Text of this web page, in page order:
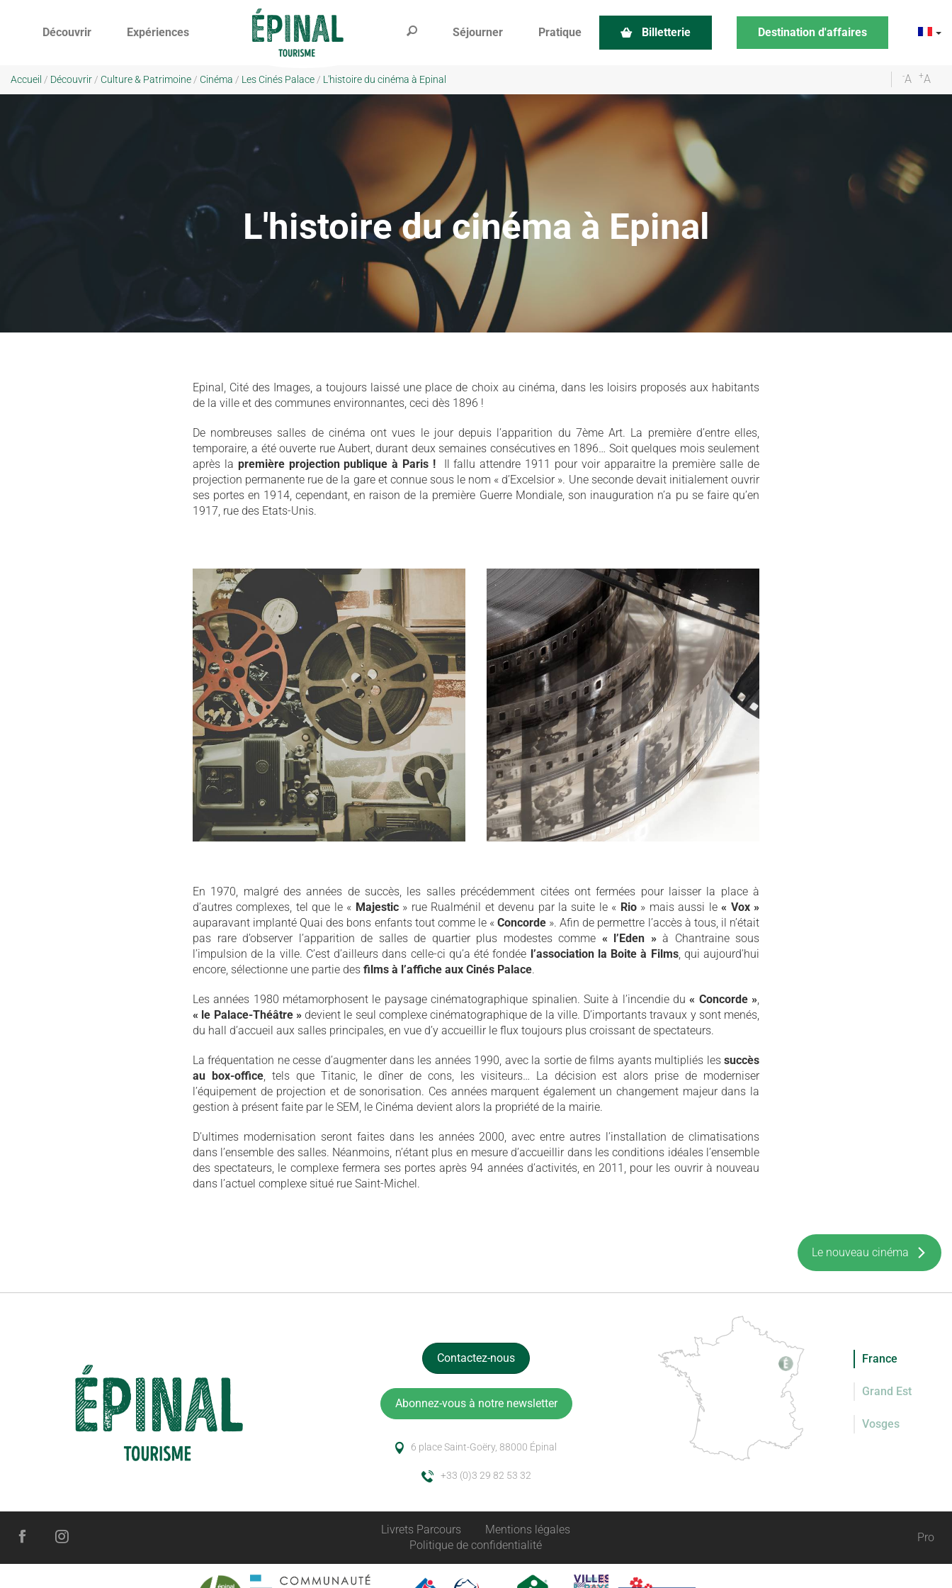
Découvrir Expériences Séjourner Pratique Billetterie Destination d'affaires
Accueil / Découvrir / Culture & Patrimoine / Cinéma / Les Cinés Palace / L'histoire du cinéma à Epinal -A +A
L'histoire du cinéma à Epinal
Epinal, Cité des Images, a toujours laissé une place de choix au cinéma, dans les loisirs proposés aux habitants
de la ville et des communes environnantes, ceci dès 1896 !
De nombreuses salles de cinéma ont vues le jour depuis l’apparition du 7ème Art. La première d’entre elles,
temporaire, a été ouverte rue Aubert, durant deux semaines consécutives en 1896… Soit quelques mois seulement
après la première projection publique à Paris !Il fallu attendre 1911 pour voir apparaitre la première salle de
projection permanente rue de la gare et connue sous le nom « d’Excelsior ». Une seconde devait initialement ouvrir
ses portes en 1914, cependant, en raison de la première Guerre Mondiale, son inauguration n’a pu se faire qu’en
1917, rue des Etats-Unis.
En 1970, malgré des années de succès, les salles précédemment citées ont fermées pour laisser la place à
d’autres complexes, tel que le « Majestic » rue Rualménil et devenu par la suite le « Rio » mais aussi le« Vox »
auparavant implanté Quai des bons enfants tout comme le «Concorde ». Afin de permettre l’accès à tous, il n’était
pas rare d’observer l’apparition de salles de quartier plus modestes comme « l’Eden »à Chantraine sous
l’impulsion de la ville. C’est d’ailleurs dans celle-ci qu’a été fondée l’association la Boite à Films, qui aujourd’hui
encore, sélectionne une partie des films à l’affiche aux Cinés Palace.
Les années 1980 métamorphosent le paysage cinématographique spinalien. Suite à l’incendie du« Concorde »,
« le Palace-Théâtre »devient le seul complexe cinématographique de la ville. D’importants travaux y sont menés,
du hall d’accueil aux salles principales, en vue d’y accueillir le flux toujours plus croissant de spectateurs.
La fréquentation ne cesse d’augmenter dans les années 1990, avec la sortie de films ayants multipliés les succès
au box-office, tels que Titanic, le dîner de cons, les visiteurs… La décision est alors prise de moderniser
l’équipement de projection et de sonorisation. Ces années marquent également un changement majeur dans la
gestion à présent faite par le SEM, le Cinéma devient alors la propriété de la mairie.
D’ultimes modernisation seront faites dans les années 2000, avec entre autres l’installation de climatisations
dans l’ensemble des salles. Néanmoins, n’étant plus en mesure d’accueillir dans les conditions idéales l’ensemble
des spectateurs, le complexe fermera ses portes après 94 années d’activités, en 2011, pour les ouvrir à nouveau
dans l’actuel complexe situé rue Saint-Michel.
Le nouveau cinéma
Contactez-nous
Abonnez-vous à notre newsletter
6 place Saint-Goëry, 88000 Épinal
+33 (0)3 29 82 53 32
France
Grand Est
Vosges
Livrets Parcours
Mentions légales
Politique de confidentialité
Pro